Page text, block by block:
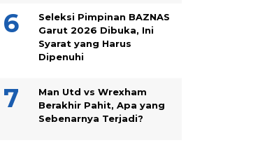
Seleksi Pimpinan BAZNAS
Garut 2026 Dibuka, Ini
Syarat yang Harus
Dipenuhi
Man Utd vs Wrexham
Berakhir Pahit, Apa yang
Sebenarnya Terjadi?